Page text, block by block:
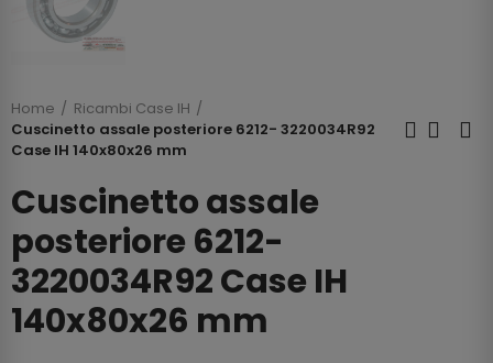
Home
Ricambi Case IH
Cuscinetto assale posteriore 6212- 3220034R92
Case IH 140x80x26 mm
Cuscinetto assale
posteriore 6212-
3220034R92 Case IH
140x80x26 mm